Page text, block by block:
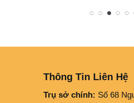
Thông Tin Liên Hệ
Trụ sở chính: Số 68